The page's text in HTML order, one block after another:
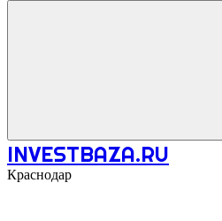
INVESTBAZA.RU
Краснодар